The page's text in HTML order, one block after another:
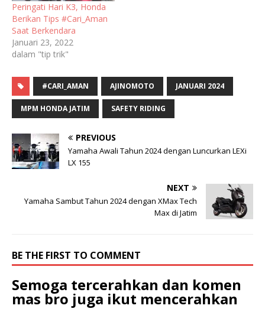
Peringati Hari K3, Honda
Berikan Tips #Cari_Aman
Saat Berkendara
Januari 23, 2022
dalam "tip trik"
#CARI_AMAN AJINOMOTO JANUARI 2024
MPM HONDA JATIM SAFETY RIDING
PREVIOUS
Yamaha Awali Tahun 2024 dengan Luncurkan LEXi
LX 155
NEXT
Yamaha Sambut Tahun 2024 dengan XMax Tech
Max di Jatim
BE THE FIRST TO COMMENT
Semoga tercerahkan dan komen
mas bro juga ikut mencerahkan